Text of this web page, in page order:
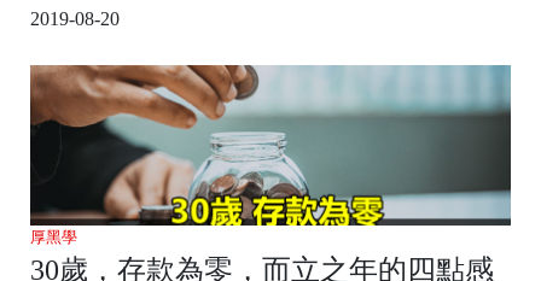
2019-08-20
厚黑學
30歲，存款為零，而立之年的四點感